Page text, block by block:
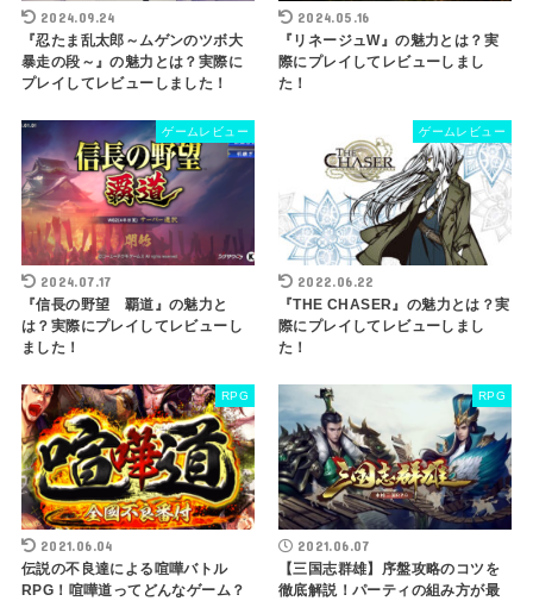
2024.09.24
『忍たま乱太郎～ムゲンのツボ大
暴走の段～』の魅力とは？実際に
プレイしてレビューしました！
2024.05.16
『リネージュW』の魅力とは？実
際にプレイしてレビューしまし
た！
ゲームレビュー
2024.07.17
『信長の野望 覇道』の魅力と
は？実際にプレイしてレビューし
ました！
ゲームレビュー
2022.06.22
『THE CHASER』の魅力とは？実
際にプレイしてレビューしまし
た！
RPG
2021.06.04
伝説の不良達による喧嘩バトル
RPG！喧嘩道ってどんなゲーム？
RPG
2021.06.07
【三国志群雄】序盤攻略のコツを
徹底解説！パーティの組み方が最